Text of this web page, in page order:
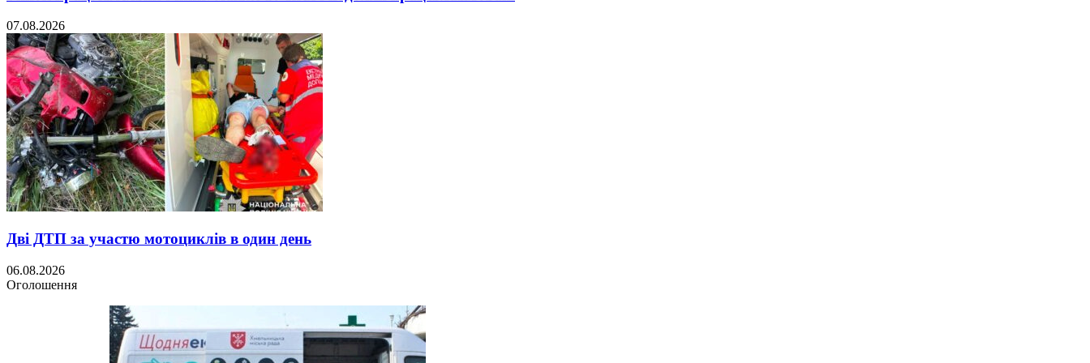
07.08.2026
Дві ДТП за участю мотоциклів в один день
06.08.2026
Оголошення